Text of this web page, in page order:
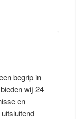
begrip in
wij 24
en